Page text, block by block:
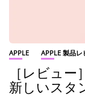
APPLE APPLE 製品レ
［レビュ
新しいスタ